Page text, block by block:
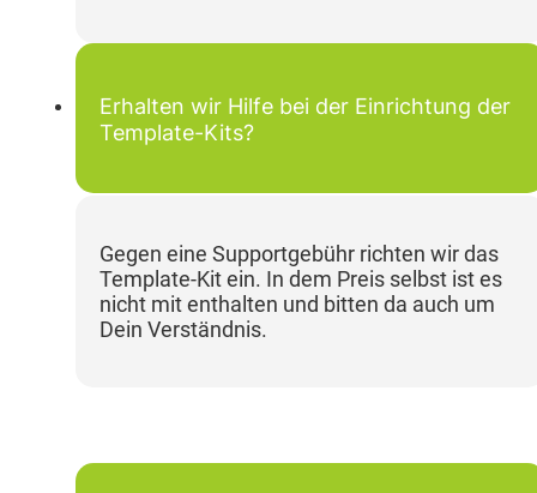
Erhalten wir Hilfe bei der Einrichtung der
Template-Kits?
Gegen eine Supportgebühr richten wir das
Template-Kit ein. In dem Preis selbst ist es
nicht mit enthalten und bitten da auch um
Dein Verständnis.